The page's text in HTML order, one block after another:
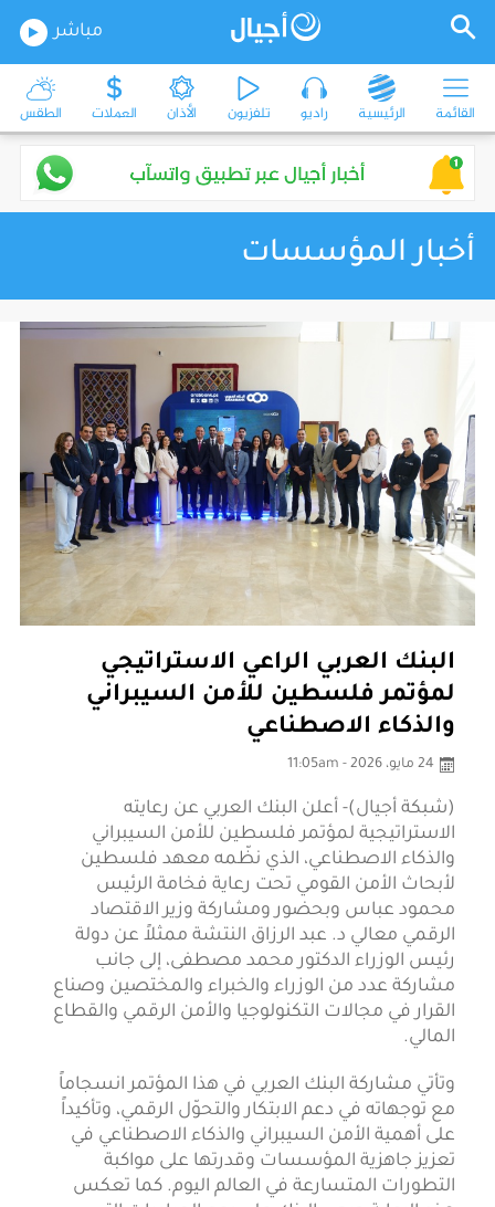
مباشر
القائمة الرئيسية راديو تلفزيون الأذان العملات الطقس
أخبار المؤسسات
البنك العربي الراعي الاستراتيجي
لمؤتمر فلسطين للأمن السيبراني
والذكاء الاصطناعي
24 مايو، 2026 - 11:05am
(شبكة أجيال)- أعلن البنك العربي عن رعايته
الاستراتيجية لمؤتمر فلسطين للأمن السيبراني
والذكاء الاصطناعي، الذي نظّمه معهد فلسطين
لأبحاث الأمن القومي تحت رعاية فخامة الرئيس
محمود عباس وبحضور ومشاركة وزير الاقتصاد
الرقمي معالي د. عبد الرزاق النتشة ممثلاً عن دولة
رئيس الوزراء الدكتور محمد مصطفى، إلى جانب
مشاركة عدد من الوزراء والخبراء والمختصين وصناع
القرار في مجالات التكنولوجيا والأمن الرقمي والقطاع
المالي.
وتأتي مشاركة البنك العربي في هذا المؤتمر انسجاماً
مع توجهاته في دعم الابتكار والتحوّل الرقمي، وتأكيداً
على أهمية الأمن السيبراني والذكاء الاصطناعي في
تعزيز جاهزية المؤسسات وقدرتها على مواكبة
التطورات المتسارعة في العالم اليوم. كما تعكس